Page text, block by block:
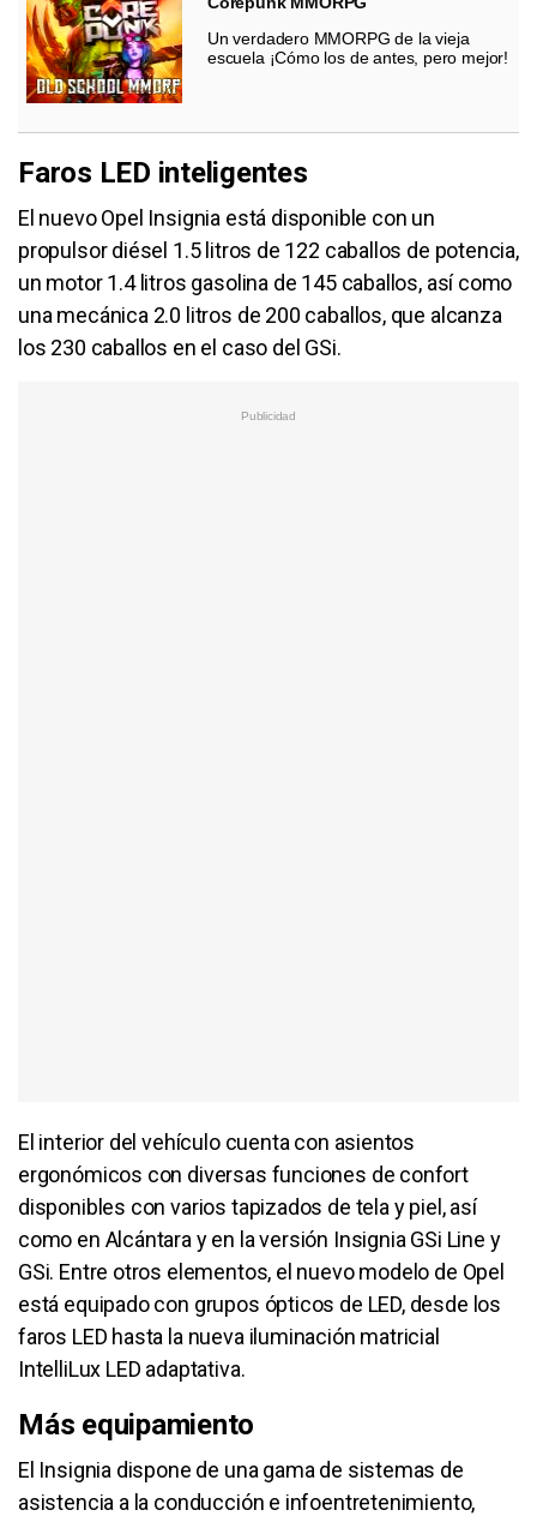
Un verdadero MMORPG de la vieja
escuela ¡Cómo los de antes, pero mejor!
Faros LED inteligentes
El nuevo Opel Insignia está disponible con un
propulsor diésel 1.5 litros de 122 caballos de potencia,
un motor 1.4 litros gasolina de 145 caballos, así como
una mecánica 2.0 litros de 200 caballos, que alcanza
los 230 caballos en el caso del GSi.
El interior del vehículo cuenta con asientos
ergonómicos con diversas funciones de confort
disponibles con varios tapizados de tela y piel, así
como en Alcántara y en la versión Insignia GSi Line y
GSi. Entre otros elementos, el nuevo modelo de Opel
está equipado con grupos ópticos de LED, desde los
faros LED hasta la nueva iluminación matricial
IntelliLux LED adaptativa.
Más equipamiento
El Insignia dispone de una gama de sistemas de
asistencia a la conducción e infoentretenimiento,